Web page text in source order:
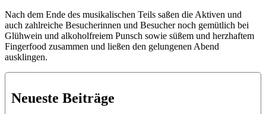
Nach dem Ende des musikalischen Teils saßen die Aktiven und
auch zahlreiche Besucherinnen und Besucher noch gemütlich bei
Glühwein und alkoholfreiem Punsch sowie süßem und herzhaftem
Fingerfood zusammen und ließen den gelungenen Abend
ausklingen.
Neueste Beiträge